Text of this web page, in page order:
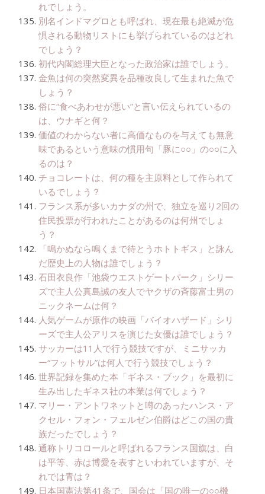
れでしょう。
別名インドマグロとも呼ばれ、現在最も絶滅が危
惧される動物リストにも挙げられているのはどれ
でしょう？
初代内閣総理大臣となった政治家は誰でしょう。
金魚は何の突然変異を品種改良して生まれた魚で
しょう？
俗に“食べあわせが悪い”と言い伝えられているの
は、ウナギと何？
価値のわからない者に高価なものを与えても無意
味であるという意味の慣用句「豚に○○」の○○に入
るのは？
チョコレートは、何の種を主原料として作られて
いるでしょう？
フランス系が多いカナダの州で、独立を巡り2回の
住民投票が行われたことがあるのは何州でしょ
う？
「鳴かぬなら鳴くまで待とうホトトギス」と詠ん
だ歴史上の人物は誰でしょう？
石田衣良作「池袋ウエストゲートパーク」シリー
ズで主人公真島誠の友人でヤクザの斉藤富士男の
ニックネームは何？
人気ゲームが原作の映画「バイオハザード」シリ
ーズで主人公アリスを演じた女優は誰でしょう？
サッカーは11人で行う競技ですが、ミニサッカ
ー“フットサル”は何人で行う競技でしょう？
世界記録を集めた本「ギネス・ブック」を最初に
生み出したギネス社の本業は何でしょう？
マリー・アントワネットと噂のあったハンス・ア
クセル・フォン・フェルゼン伯爵はどこの国の貴
族だったでしょう？
通称トリコロールと呼ばれるフランス国旗は、白
は平等、赤は博愛を表すといわれていますが、そ
れでは青は？
日本国憲法第41条で、国会は「国の唯一の○○機